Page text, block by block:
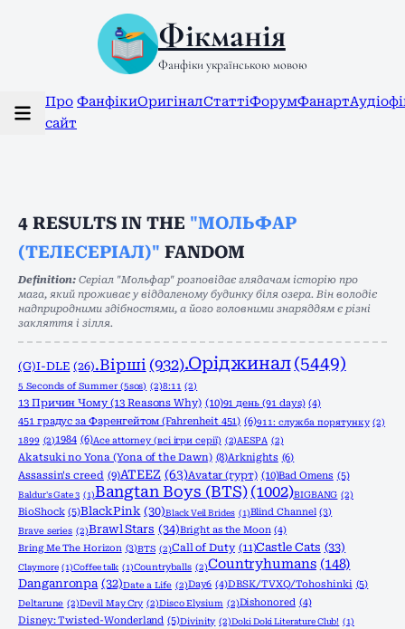
Фікманія
Фанфіки українською мовою
Про
сайт
ФанфікиОригіналСтаттіФорумФанарт
4 RESULTS IN THE "МОЛЬФАР
(ТЕЛЕСЕРІАЛ)" FANDOM
Definition: Серіал "Мольфар" розповідає глядачам історію про
мага, який проживає у віддаленому будинку біля озера. Він володіє
надприродними здібностями, а його головними знаряддям є різні
закляття і зілля.
(G)I-DLE (26).Вірші (932).Оріджинал (5449)
5 Seconds of Summer (5sos) (2)8:11 (2)
13 Причин Чому (13 Reasons Why) (10)91 день (91 days) (4)
451 градус за Фаренгейтом (Fahrenheit 451) (6)911: служба порятунку (2)
1899 (2)1984 (6)Ace attorney (всі ігри серії) (2)AESPA (2)
Akatsuki no Yona (Yona of the Dawn) (8)Arknights (6)
Assassin's creed (9)ATEEZ (63)Avatar (гурт) (10)Bad Omens (5)
Baldur's Gate 3 (1)Bangtan Boys (BTS) (1002)BIGBANG (2)
BioShock (5)BlackPink (30)Black Veil Brides (1)Blind Channel (3)
Brave series (2)Brawl Stars (34)Bright as the Moon (4)
Bring Me The Horizon (3)BTS (2)Call of Duty (11)Castle Cats (33)
Claymore (1)Coffee talk (1)Countryballs (2)Countryhumans (148)
Danganronpa (32)Date a Life (2)Day6 (4)DBSK/TVXQ/Tohoshinki (5)
Deltarune (2)Devil May Cry (2)Disco Elysium (2)Dishonored (4)
Disney: Twisted-Wonderland (5)Divinity (2)Doki Doki Literature Club! (1)